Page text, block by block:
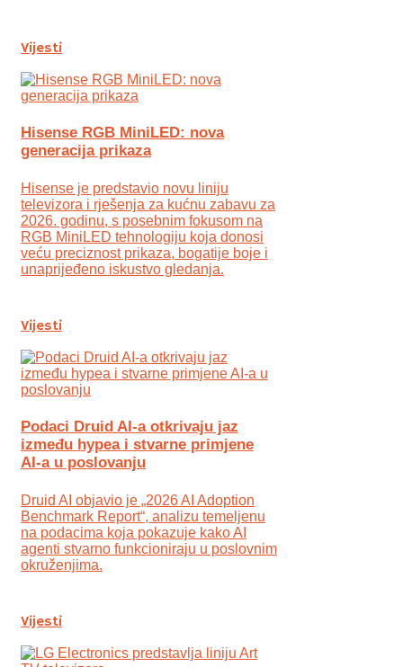
Vijesti
Hisense RGB MiniLED: nova
generacija prikaza
Hisense je predstavio novu liniju
televizora i rješenja za kućnu zabavu za
2026. godinu, s posebnim fokusom na
RGB MiniLED tehnologiju koja donosi
veću preciznost prikaza, bogatije boje i
unaprijeđeno iskustvo gledanja.
Vijesti
Podaci Druid AI-a otkrivaju jaz
između hypea i stvarne primjene
AI-a u poslovanju
Druid AI objavio je „2026 AI Adoption
Benchmark Report“, analizu temeljenu
na podacima koja pokazuje kako AI
agenti stvarno funkcioniraju u poslovnim
okruženjima.
Vijesti